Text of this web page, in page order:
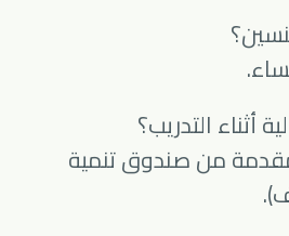
أثناء التدريب؟
من صندوق تنمية